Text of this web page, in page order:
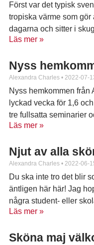
Först var det typisk
tropiska värme som gör
dagarna och sitter i
Läs mer »
Nyss
Alexandra Charles 2022-07-
Nyss hemkommen från
lyckad vecka för 1,6
tre fullsatta seminarier
Läs mer »
Njut av alla
Alexandra Charles 2022-06-
Du ska inte tro det blir
äntligen här här! Jag
några student- eller
Läs mer »
Sköna maj